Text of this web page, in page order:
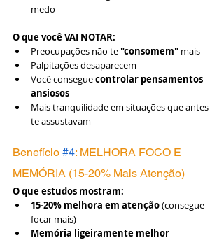
medo
O que você VAI NOTAR:
Preocupações não te "consomem" mais
Palpitações desaparecem
Você consegue controlar pensamentos
ansiosos
Mais tranquilidade em situações que antes
te assustavam
Benefício #4: MELHORA FOCO E
MEMÓRIA (15-20% Mais Atenção)
O que estudos mostram:
15-20% melhora em atenção (consegue
focar mais)
Memória ligeiramente melhor